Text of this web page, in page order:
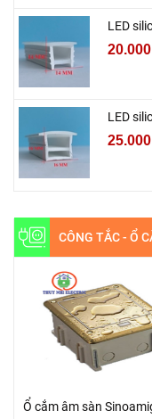
LED
LED
CÔNG TẮC - Ổ
Ổ cắm âm sàn